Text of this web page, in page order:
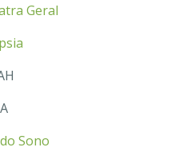
Geral
Sono